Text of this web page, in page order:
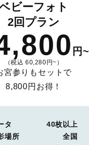
ビーフォト
2回プラン
円~
（税込 60,280円~）
宮参りもセットで
8,800円お得！
タ
40枚以上
場所
全国